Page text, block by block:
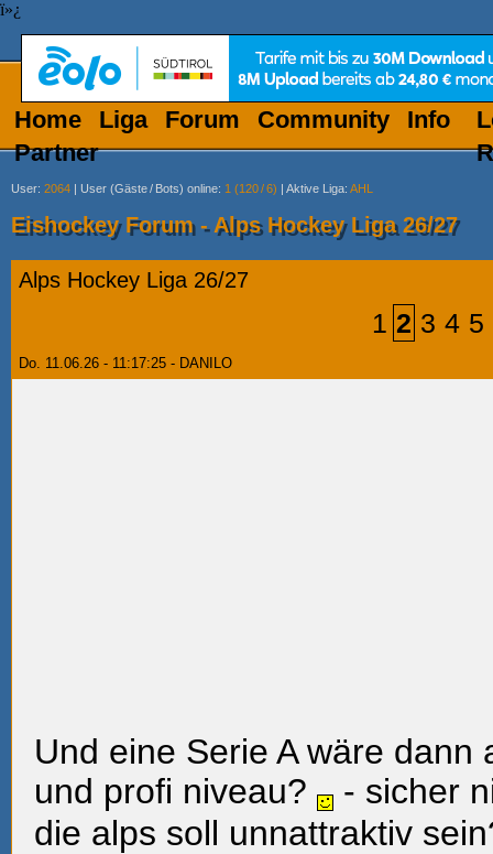
ï»¿
Home Liga Forum Community
Info
Partner
User: 2064 | User (Gäste/ Bots) online: 1 (120/6) | Aktive Liga: AHL
Eishockey Forum - Alps Hockey Liga 26/27
Alps Hockey Liga 26/27
1 2 3 4 5
Do. 11.06.26 - 11:17:25 - DANILO
Und eine Serie A wäre dann
und profi niveau?
- sicher
die alps soll unnattraktiv